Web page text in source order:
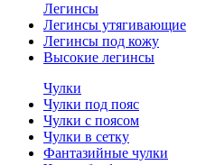
Легинсы
Легинсы утягивающие
Легинсы под кожу
Высокие легинсы
Чулки
Чулки под пояс
Чулки с поясом
Чулки в сетку
Фантазийные чулки